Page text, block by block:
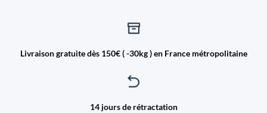
Livraison gratuite dès 150€ ( -30kg ) en France métropolitaine
14 jours de rétractation